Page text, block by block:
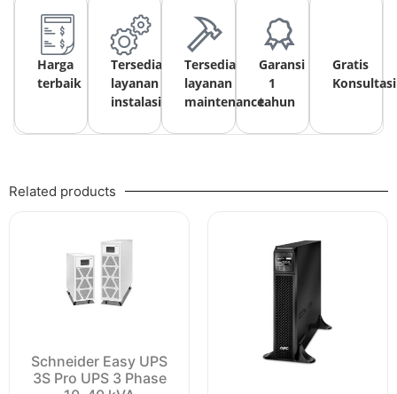
Harga
terbaik
Tersedia
layanan
instalasi
Tersedia
layanan
maintenance
Garansi
1
tahun
Gratis
Konsultasi
Related products
Schneider Easy UPS
3S Pro UPS 3 Phase